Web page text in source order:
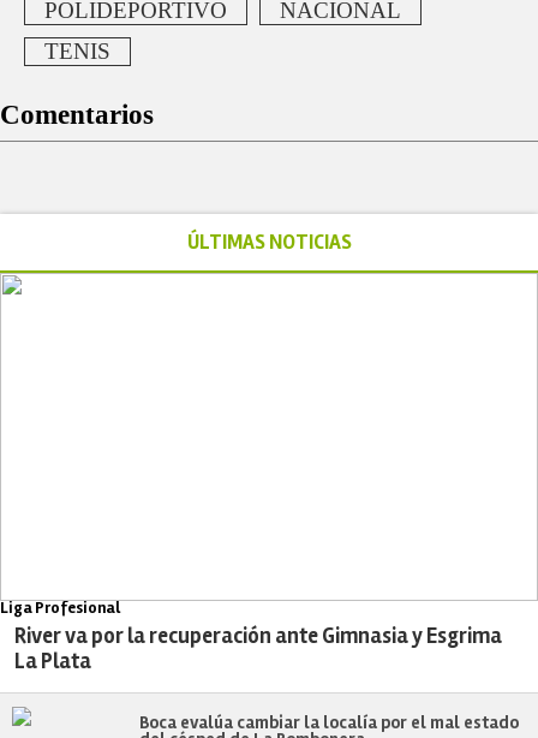
POLIDEPORTIVO
NACIONAL
TENIS
Comentarios
ÚLTIMAS NOTICIAS
Liga Profesional
River va por la recuperación ante Gimnasia y Esgrima
La Plata
Boca evalúa cambiar la localía por el mal estado